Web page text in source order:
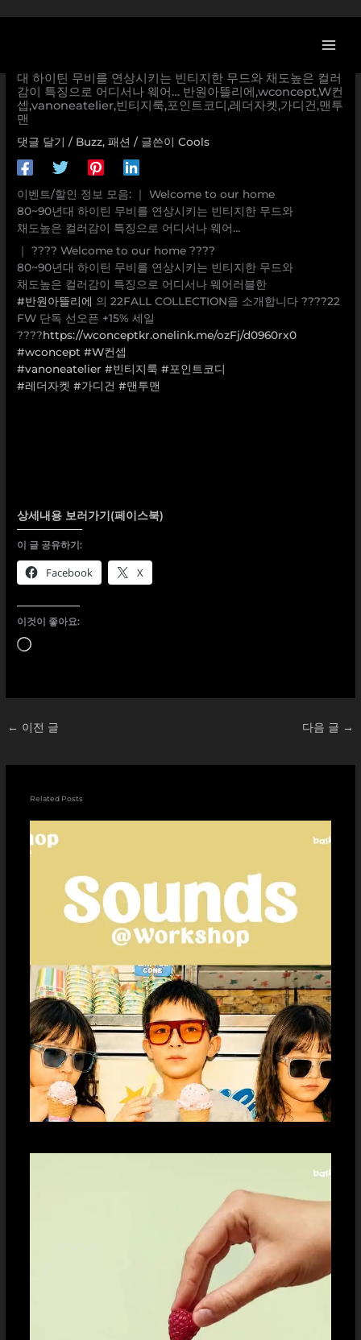
로
대 하이틴 무비를 연상시키는 빈티지한 무드와 채도높은 컬러
감이 특징으로 어디서나 웨어… 반원아뜰리에,wconcept,W컨
셉,vanoneatelier,빈티지룩,포인트코디,레더자켓,가디건,맨투
맨
댓글 달기 / Buzz,패션 / 글쓴이Cools
이벤트/할인 정보 모음: ｜ Welcome to our home
80~90년대 하이틴 무비를 연상시키는 빈티지한 무드와
채도높은 컬러감이 특징으로 어디서나 웨어…
｜ ???? Welcome to our home ????
80~90년대 하이틴 무비를 연상시키는 빈티지한 무드와
채도높은 컬러감이 특징으로 어디서나 웨어러블한
#반원아뜰리에 의 22FALL COLLECTION을 소개합니다 ????22
FW 단독 선오픈 +15% 세일
????https://wconceptkr.onelink.me/ozFj/d0960rx0
#wconcept #W컨셉
#vanoneatelier #빈티지룩 #포인트코디
#레더자켓 #가디건 #맨투맨
상세내용 보러가기(페이스북)
이 글 공유하기:
Facebook X
이것이 좋아요:
로
← 이전 글 다음 글 →
Related Posts